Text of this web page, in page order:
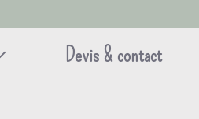
Devis & contact